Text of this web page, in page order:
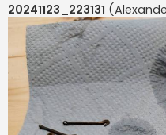
20241123_223131